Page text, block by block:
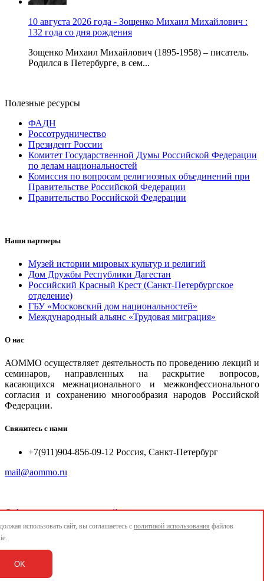
10 августа 2026 года - Зощенко Михаил Михайлович :
132 года со дня рождения
Зощенко Михаил Михайлович (1895-1958) – писатель.
Родился в Петербурге, в сем...
Полезные ресурсы
ФАДН
Россотрудничество
Президент России
Комитет Государственной Думы Российской Федерации
по делам национальностей
Комиссия по вопросам религиозных объединений при
Правительстве Российской Федерации
Правительство Российской Федерации
Наши партнеры
Музей истории мировых культур и религий
Дом Дружбы Республики Дагестан
Российский Красный Крест (Санкт-Петербургское
отделение)
ГБУ «Московский дом национальностей»
Международный альянс «Трудовая миграция»
О нас
АОММО осуществляет деятельность по проведению лекций и
семинаров, направленных на раскрытие вопросов,
касающихся межнационального и межконфессионального
согласия и сохранению многообразия народов Российской
Федерации.
Свяжитесь с нами
+7(911)904-856-09-12 Россия, Санкт-Петербург
mail@aommo.ru
© Ассоциация организаций по реализации национальных
проектов и достижению национальных целей развития
mail@aommo.ru
использовать сайт, вы соглашаетесь с политикой использования файлов
OK